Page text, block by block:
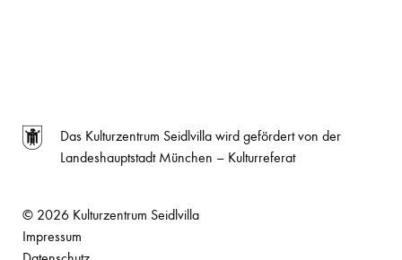
Das Kulturzentrum Seidlvilla wird gefördert von der
Landeshauptstadt München – Kulturreferat
© 2026 Kulturzentrum Seidlvilla
Impressum